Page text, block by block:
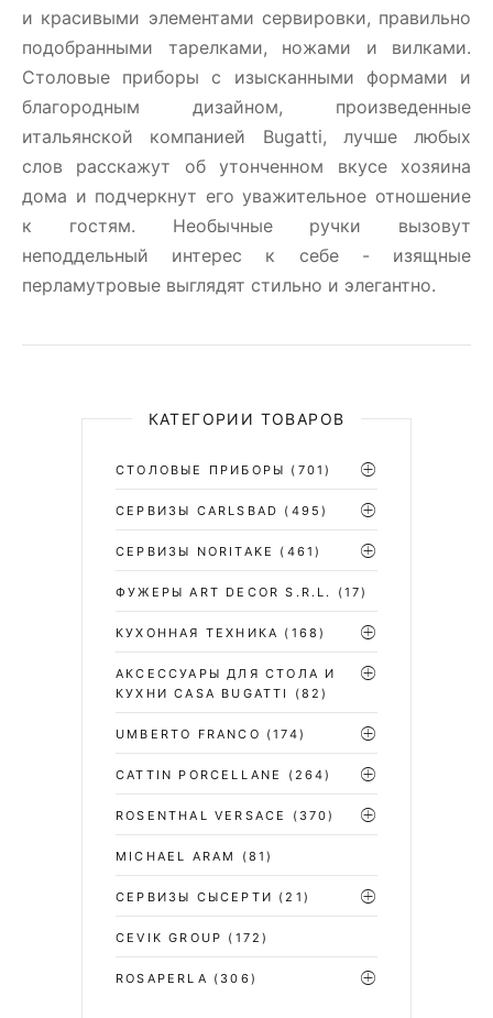
и красивыми элементами сервировки, правильно
подобранными тарелками, ножами и вилками.
Столовые приборы c изысканными формами и
благородным дизайном, произведенные
итальянской компанией Bugatti, лучше любых
слов расскажут об утонченном вкусе хозяина
дома и подчеркнут его уважительное отношение
к гостям. Необычные ручки вызовут
неподдельный интерес к себе - изящные
перламутровые выглядят стильно и элегантно.
КАТЕГОРИИ ТОВАРОВ
СТОЛОВЫЕ ПРИБОРЫ (701)
CЕРВИЗЫ CARLSBAD (495)
СЕРВИЗЫ NORITAKE (461)
ФУЖЕРЫ ART DECOR S.R.L. (17)
КУХОННАЯ ТЕХНИКА (168)
АКСЕССУАРЫ ДЛЯ СТОЛА И
КУХНИ CASA BUGATTI
(82)
UMBERTO FRANCO (174)
CATTIN PORCELLANE (264)
ROSENTHAL VERSACE (370)
MICHAEL ARAM (81)
СЕРВИЗЫ СЫСЕРТИ (21)
CEVIK GROUP (172)
ROSAPERLA (306)